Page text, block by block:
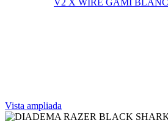
Vista ampliada